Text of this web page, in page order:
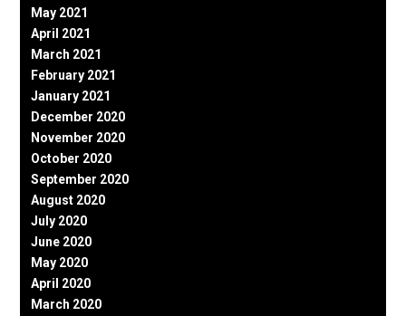
May 2021
April 2021
March 2021
February 2021
January 2021
December 2020
November 2020
October 2020
September 2020
August 2020
July 2020
June 2020
May 2020
April 2020
March 2020